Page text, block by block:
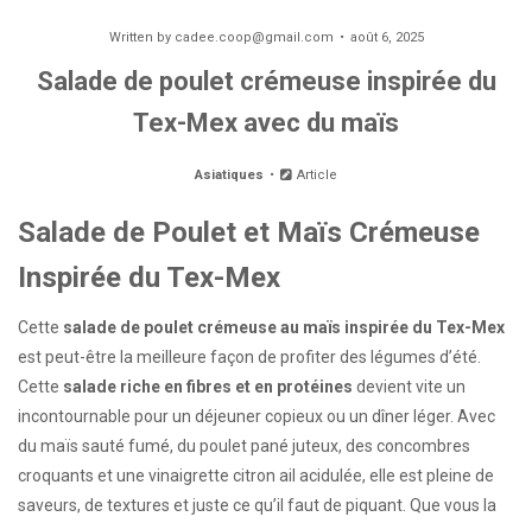
Written by cadee.coop@gmail.com août 6, 2025
Salade de poulet crémeuse inspirée du
Tex-Mex avec du maïs
Asiatiques Article
Salade de Poulet et Maïs Crémeuse
Inspirée du Tex-Mex
Cette salade de poulet crémeuse au maïs inspirée du Tex-Mex
est peut-être la meilleure façon de profiter des légumes d’été.
Cette salade riche en fibres et en protéines devient vite un
incontournable pour un déjeuner copieux ou un dîner léger. Avec
du maïs sauté fumé, du poulet pané juteux, des concombres
croquants et une vinaigrette citron ail acidulée, elle est pleine de
saveurs, de textures et juste ce qu’il faut de piquant. Que vous la